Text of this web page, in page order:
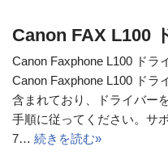
ッ
Canon FAX L100
Canon Faxphone L100 ドラ
Canon Faxphone L100 ドラ
含まれており、ドライバー
手順に従ってください。サ
7… 続きを読む»